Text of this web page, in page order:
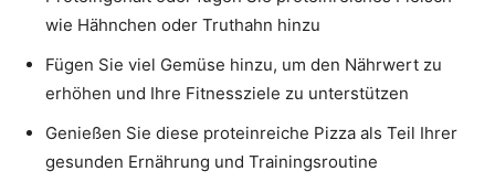
wie Hähnchen oder Truthahn hinzu
Fügen Sie viel Gemüse hinzu, um den Nährwert zu
erhöhen und Ihre Fitnessziele zu unterstützen
Genießen Sie diese proteinreiche Pizza als Teil Ihrer
gesunden Ernährung und Trainingsroutine